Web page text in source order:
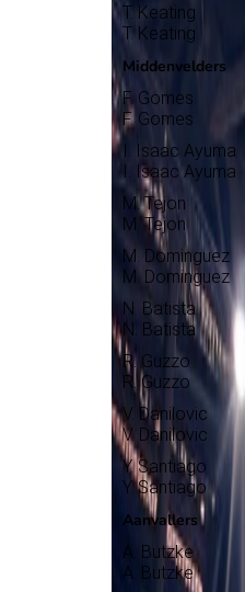
T. Keating
T. Keating
Middenvelders
F. Gomes
F. Gomes
I. Isaac Ayuma
I. Isaac Ayuma
M. Tejon
M. Tejon
M. Dominguez
M. Dominguez
N. Batista
N. Batista
R. Guzzo
R. Guzzo
V. Danilovic
V. Danilovic
Y. Santiago
Y. Santiago
Aanvallers
A. Butzke
A. Butzke